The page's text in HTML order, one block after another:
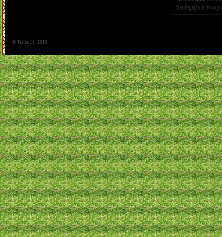
Saulėgrįža ir
© Baltai.lt, 2010